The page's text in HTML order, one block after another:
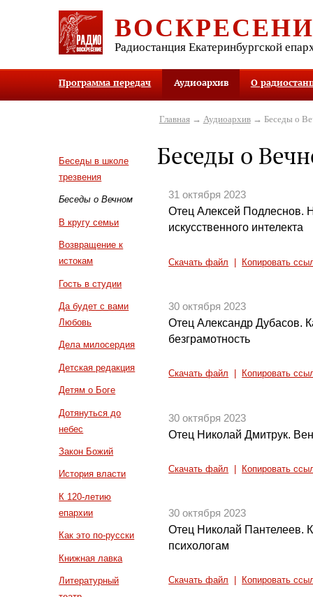
Радиостанция Екатеринбургской
Программа передач Аудиоархив О
Беседы в школе
трезвения
Беседы о Вечном
В кругу семьи
Возвращение к
истокам
Гость в студии
Да будет с вами
Любовь
Дела милосердия
Детская редакция
Детям о Боге
Дотянуться до
небес
Закон Божий
История власти
К 120-летию
епархии
Как это по-русски
Книжная лавка
Литературный
Главная→ Аудиоархив→ Беседы о
Беседы о
31 октября 2023
Отец Алексей Подлеснов.
искусственного интелекта
Скачать файл Копировать
30 октября 2023
Отец Александр Дубасов.
безграмотность
Скачать файл Копировать
30 октября 2023
Отец Николай Дмитрук.
Скачать файл Копировать
30 октября 2023
Отец Николай Пантелеев.
психологам
Скачать файл Копировать